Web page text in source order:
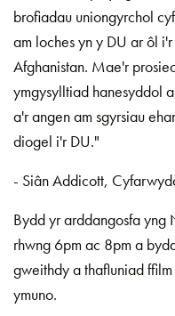
brofiadau uniongyrchol
am loches yn y DU ar ôl
Afghanistan. Mae'r
ymgysylltiad hanesyddol
a'r angen am sgyrsiau
diogel i'r DU."
- Siân Addicott,
Bydd yr arddangosfa
rhwng 6pm ac 8pm a
gweithdy a thafluniad
ymuno.